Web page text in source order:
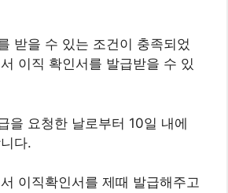
받을 수 있는 조건이 충족되었
이직 확인서를 발급받을 수 있
을 요청한 날로부터 10일 내에
다.
이직확인서를 제때 발급해주고